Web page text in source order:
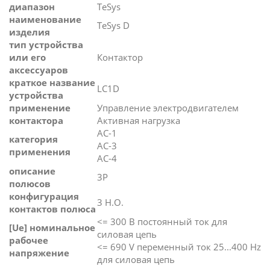
диапазон
TeSys
наименование
изделия
TeSys D
тип устройства
или его
аксессуаров
Контактор
краткое название
устройства
LC1D
применение
контактора
Управление электродвигателем
Активная нагрузка
категория
применения
AC-1
AC-3
AC-4
описание
полюсов
3P
конфигурация
контактов полюса
3 Н.О.
[Ue] номинальное
рабочее
напряжение
<= 300 В постоянный ток для
силовая цепь
<= 690 V переменный ток 25...400 Hz
для силовая цепь